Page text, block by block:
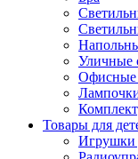
Уличные
Офисные
Товары для
Игрушки